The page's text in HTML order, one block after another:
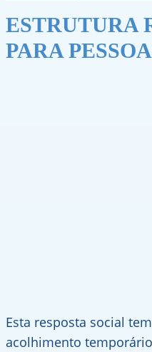
ESTRUTURA
PARA
Esta resposta social
acolhimento